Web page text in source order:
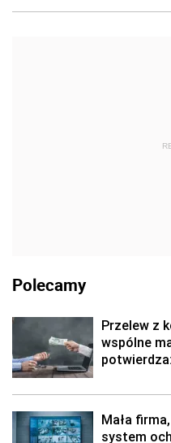
Polecamy
Przelew z
wspólne
Mała
system